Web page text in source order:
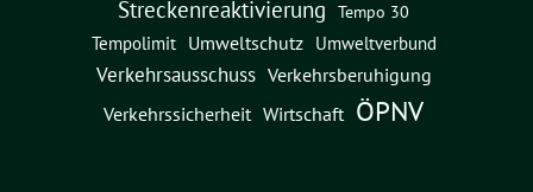
Streckenreaktivierung Tempo 30
Tempolimit Umweltschutz Umweltverbund
Verkehrsausschuss Verkehrsberuhigung
Verkehrssicherheit Wirtschaft ÖPNV